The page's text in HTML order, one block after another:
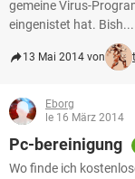
gemeine Virus-
eingenistet hat. Bish...
13 Mai 2014 von
Eborg
le 16 März 2014
Pc-bereinigung
Wo finde ich